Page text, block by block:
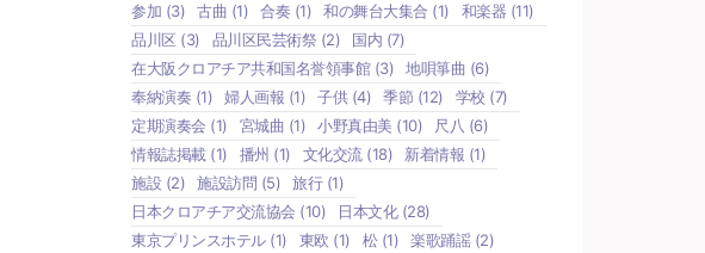
参加 (3) 古曲 (1) 合奏 (1) 和の舞台大集合 (1) 和楽器 (11)
品川区 (3) 品川区民芸術祭 (2) 国内 (7)
在大阪クロアチア共和国名誉領事館(3) 地唄箏曲 (6)
奉納演奏 (1) 婦人画報 (1) 子供(4) 季節 (12) 学校 (7)
定期演奏会 (1) 宮城曲 (1) 小野真由美 (10) 尺八 (6)
情報誌掲載(1) 播州 (1) 文化交流(18) 新着情報 (1)
施設 (2) 施設訪問 (5) 旅行(1)
日本クロアチア交流協会 (10) 日本文化(28)
東京プリンスホテル(1) 東欧 (1) 松(1) 楽歌踊謡(2)